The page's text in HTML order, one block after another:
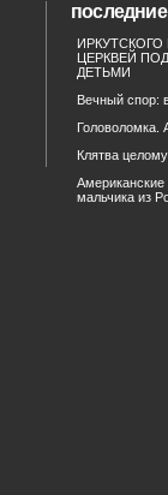
ЦЕРКВЕЙ
ДЕТЬМИ
Вечный спор:
Головоломка.
Клятва
Американские
мальчика из